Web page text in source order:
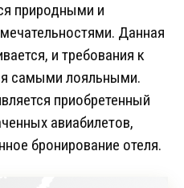
природными и
Данная
и требования к
самыми лояльными.
приобретенный
авиабилетов,
бронирование отеля.